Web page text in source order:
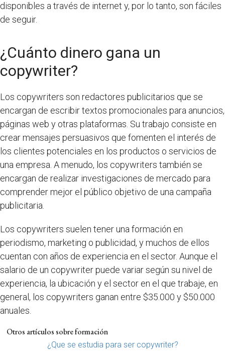
disponibles a través de internet y, por lo tanto, son fáciles
de seguir.
¿Cuánto dinero gana un
copywriter?
Los copywriters son redactores publicitarios que se
encargan de escribir textos promocionales para anuncios,
páginas web y otras plataformas. Su trabajo consiste en
crear mensajes persuasivos que fomenten el interés de
los clientes potenciales en los productos o servicios de
una empresa. A menudo, los copywriters también se
encargan de realizar investigaciones de mercado para
comprender mejor el público objetivo de una campaña
publicitaria.
Los copywriters suelen tener una formación en
periodismo, marketing o publicidad, y muchos de ellos
cuentan con años de experiencia en el sector. Aunque el
salario de un copywriter puede variar según su nivel de
experiencia, la ubicación y el sector en el que trabaje, en
general, los copywriters ganan entre $35.000 y $50.000
anuales.
Otros artículos sobre formación
¿Que se estudia para ser copywriter?